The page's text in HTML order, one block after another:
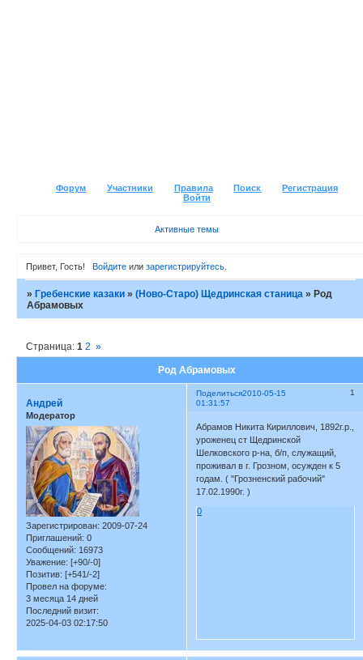
Форум Участники Правила Поиск
Регистрация
Войти
Активные темы
Привет, Гость! Войдитеили зарегистрируйтесь.
»Гребенские казаки »(Ново-Старо) Щедринская станица »Род
Абрамовых
Род Абрамовых
Страница:1 2 »
Поделиться 1
2010-05-15
01:31:57
Андрей
Модератор
Зарегистрирован: 2009-07-24
Приглашений: 0
Сообщений: 16973
Уважение: [+90/-0]
Позитив: [+541/-2]
Провел на форуме:
3 месяца 14 дней
Последний визит:
2025-04-03 02:17:50
Абрамов Никита Кириллович, 1892г.р.,
уроженец ст Щедринской
Шелковского р-на, б/п, служащий,
проживал в г. Грозном, осужден к 5
годам. ( "Грозненский рабочий"
17.02.1990г. )
0